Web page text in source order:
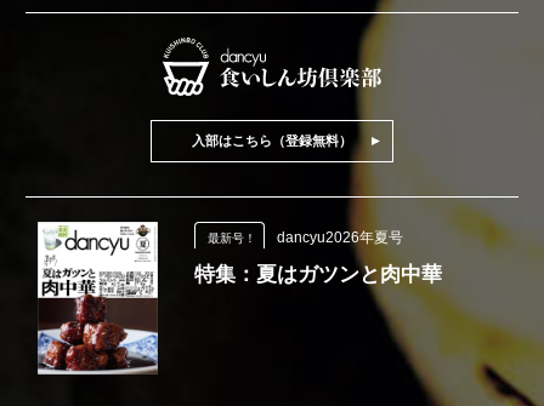
入部はこちら（登録無料）
最新号！ dancyu2026年夏号
特集：夏はガツンと肉中華